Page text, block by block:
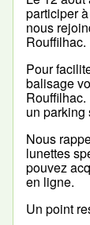
participer
nous
Rouffilhac.
Pour
balisage
un parking
Nous
lunettes
pouvez
en ligne.
Un point